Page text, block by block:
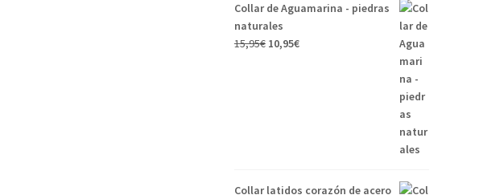
Collar de Aguamarina - piedras
naturales
15,95€ 10,95€
Collar latidos corazón de acero